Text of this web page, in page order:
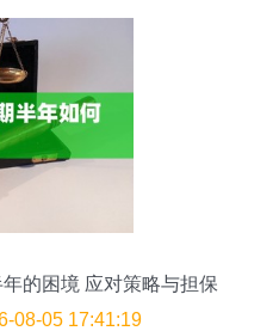
的困境 应对策略与担保
解析
08-05 17:41:19